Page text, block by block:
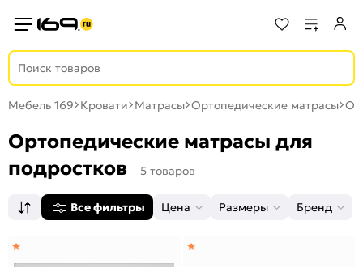
Мебель 169 Кровати Матрасы Ортопедические матрасы
Ортопедические матрасы для
подростков
5 товаров
Все фильтры Цена Размеры Бренд